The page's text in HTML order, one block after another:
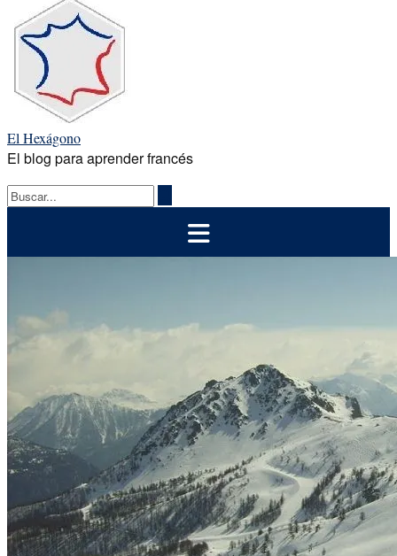
contenido
El Hexágono
El blog para aprender francés